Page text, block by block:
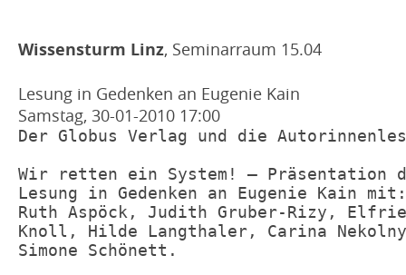
Wissensturm Linz, Seminarraum 15.04
Lesung in Gedenken an Eugenie Kain
Samstag, 30-01-2010 17:00
Der Globus Verlag und die
Wir retten ein System! – Präsentation
Lesung in Gedenken an Eugenie Kain mit:
Ruth Aspöck, Judith Gruber-Rizy,
Knoll, Hilde Langthaler, Carina
Simone Schönett.